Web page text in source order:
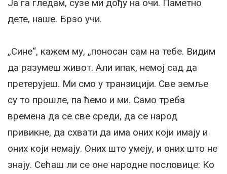
Ја га гледам, сузе ми дођу на очи. Паметно
дете, наше. Брзо учи.
„Сине“, кажем му, „поносан сам на тебе. Видим
да разумеш живот. Али ипак, немој сад да
претерујеш. Ми смо у транзицији. Све земље
су то прошле, па ћемо и ми. Само треба
времена да се све среди, да се народ
привикне, да схвати да има оних који имају и
оних који немају. Оних што умеју, и оних што не
знају. Сећаш ли се оне народне пословице: Ко